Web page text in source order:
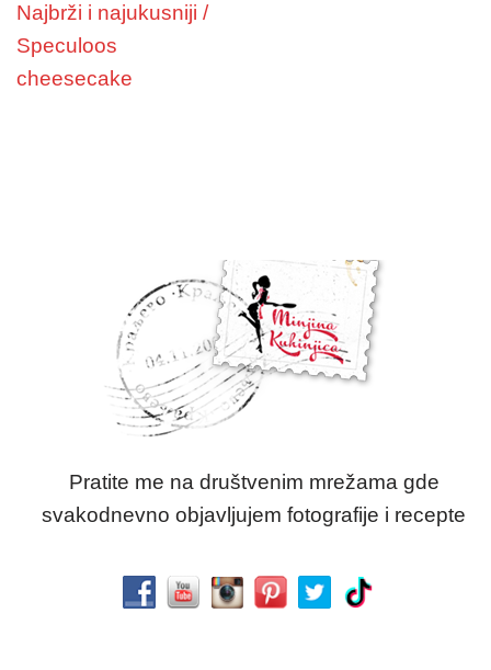
Najbrži i najukusniji /
Speculoos
cheesecake
Pratite me na društvenim mrežama gde
svakodnevno objavljujem fotografije i recepte